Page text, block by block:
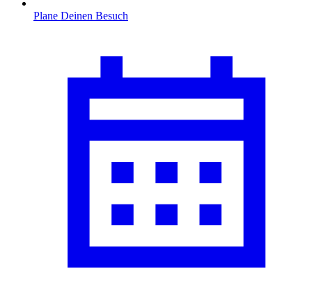
Plane Deinen Besuch